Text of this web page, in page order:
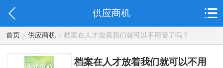
供应商机
首页> 供应商机> 档案在人才放着我们就可以不用管了吗？
档案在人才放着我们就可以不用